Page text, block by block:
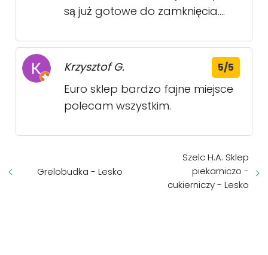
są już gotowe do zamknięcia....
Krzysztof G. 5/5
Euro sklep bardzo fajne miejsce
polecam wszystkim.
Grelobudka - Lesko
Szelc H.A. Sklep
piekarniczo -
cukierniczy - Lesko